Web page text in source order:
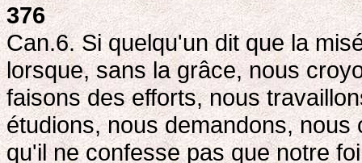
376
Can.6. Si quelqu'un dit que la
lorsque, sans la grâce, nous
faisons des efforts, nous
étudions, nous demandons,
qu'il ne confesse pas que notre